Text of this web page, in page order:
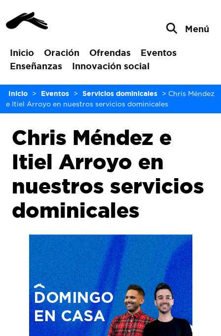
Inicio Oración Ofrendas
Eventos
Enseñanzas
Innovación social
Menú
Inicio > Eventos > Servicios dominicales > Chris Méndez
e Itiel Arroyo en nuestros servicios dominicales
Chris Méndez e
Itiel Arroyo en
nuestros servicios
dominicales